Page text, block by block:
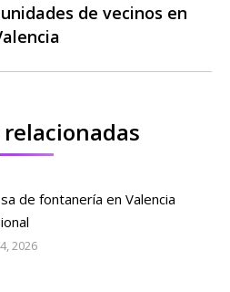
Publicación
siguiente:
de vecinos en
de fontanería en Valencia
2026